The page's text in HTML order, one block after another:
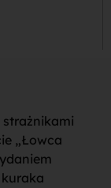
strażnikami
„Łowca